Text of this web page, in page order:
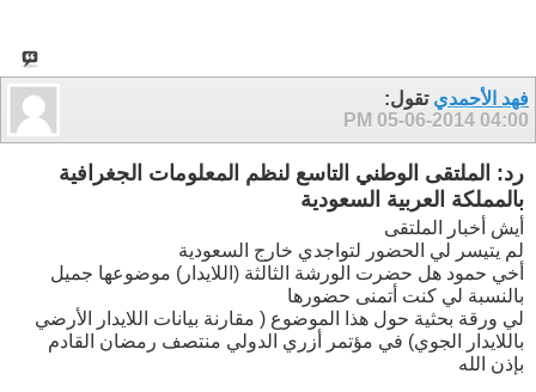
فهد الأحمدي تقول:
05-06-2014 04:00 PM
رد: الملتقى الوطني التاسع لنظم المعلومات الجغرافية
بالمملكة العربية السعودية
أيش أخبار الملتقى
لم يتيسر لي الحضور لتواجدي خارج السعودية
أخي حمود هل حضرت الورشة الثالثة (اللايدار) موضوعها جميل
بالنسبة لي كنت أتمنى حضورها
لي ورقة بحثية حول هذا الموضوع ( مقارنة بيانات اللايدار الأرضي
باللايدار الجوي) في مؤتمر أزري الدولي منتصف رمضان القادم
بإذن الله